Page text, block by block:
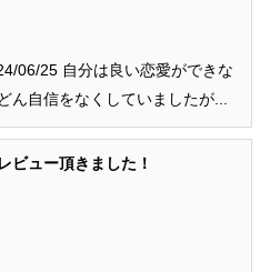
06/25 自分は良い恋愛ができな
ん自信をなくしていましたが...
ビュー頂きました！